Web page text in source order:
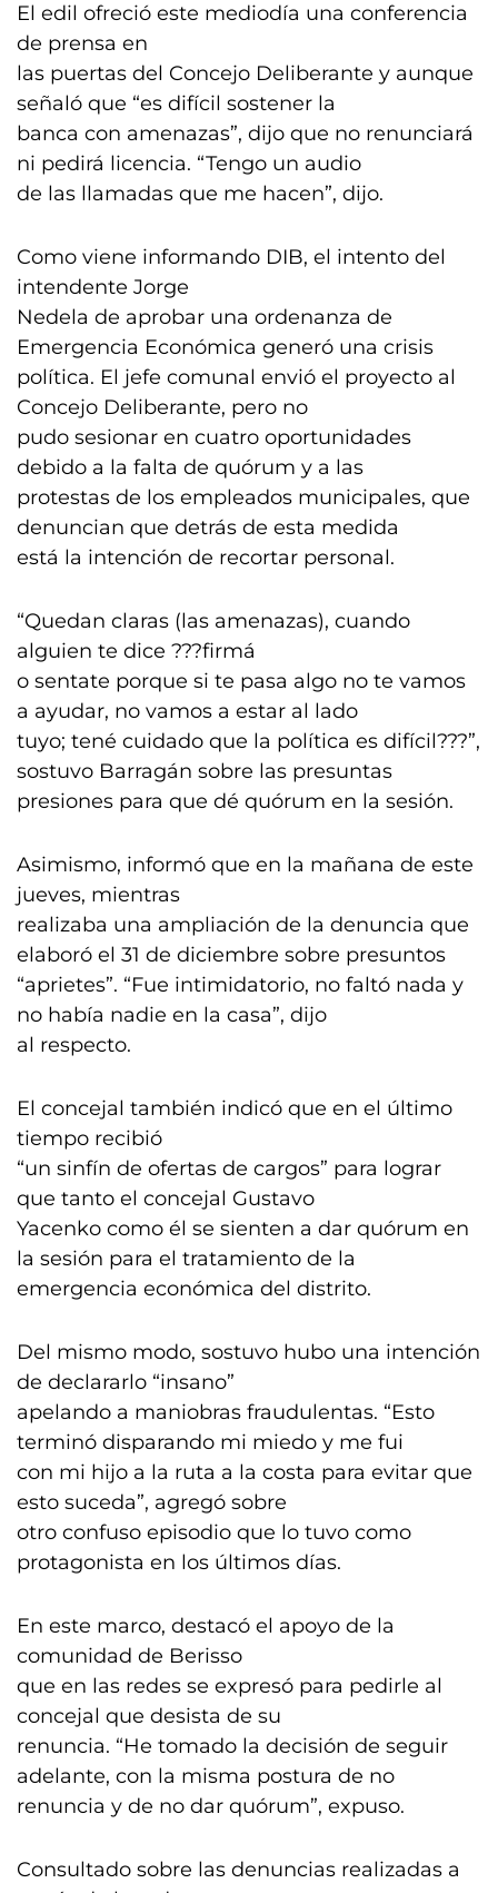
El edil ofreció este mediodía una conferencia
de prensa en
las puertas del Concejo Deliberante y aunque
señaló que “es difícil sostener la
banca con amenazas”, dijo que no renunciará
ni pedirá licencia. “Tengo un audio
de las llamadas que me hacen”, dijo.
Como viene informando DIB, el intento del
intendente Jorge
Nedela de aprobar una ordenanza de
Emergencia Económica generó una crisis
política. El jefe comunal envió el proyecto al
Concejo Deliberante, pero no
pudo sesionar en cuatro oportunidades
debido a la falta de quórum y a las
protestas de los empleados municipales, que
denuncian que detrás de esta medida
está la intención de recortar personal.
“Quedan claras (las amenazas), cuando
alguien te dice ???firmá
o sentate porque si te pasa algo no te vamos
a ayudar, no vamos a estar al lado
tuyo; tené cuidado que la política es difícil???”,
sostuvo Barragán sobre las presuntas
presiones para que dé quórum en la sesión.
Asimismo, informó que en la mañana de este
jueves, mientras
realizaba una ampliación de la denuncia que
elaboró el 31 de diciembre sobre presuntos
“aprietes”. “Fue intimidatorio, no faltó nada y
no había nadie en la casa”, dijo
al respecto.
El concejal también indicó que en el último
tiempo recibió
“un sinfín de ofertas de cargos” para lograr
que tanto el concejal Gustavo
Yacenko como él se sienten a dar quórum en
la sesión para el tratamiento de la
emergencia económica del distrito.
Del mismo modo, sostuvo hubo una intención
de declararlo “insano”
apelando a maniobras fraudulentas. “Esto
terminó disparando mi miedo y me fui
con mi hijo a la ruta a la costa para evitar que
esto suceda”, agregó sobre
otro confuso episodio que lo tuvo como
protagonista en los últimos días.
En este marco, destacó el apoyo de la
comunidad de Berisso
que en las redes se expresó para pedirle al
concejal que desista de su
renuncia. “He tomado la decisión de seguir
adelante, con la misma postura de no
renuncia y de no dar quórum”, expuso.
Consultado sobre las denuncias realizadas a